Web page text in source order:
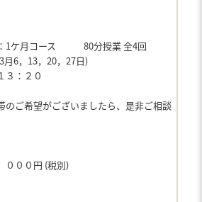
：1ケ月コース 80分授業 全4回
，13，20，27日)
：２０
希望がございましたら、是非ご相談
０００円 (税別)